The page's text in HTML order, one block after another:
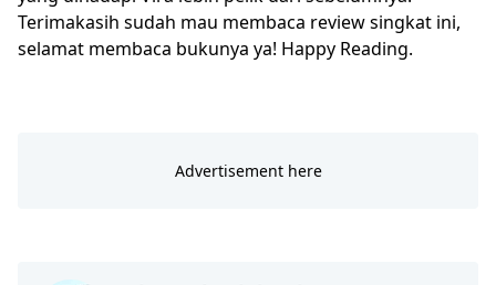
Terimakasih sudah mau membaca review singkat ini,
selamat membaca bukunya ya! Happy Reading.